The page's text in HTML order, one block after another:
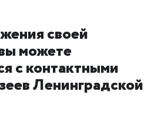
своей
можете
с контактными
Ленинградской